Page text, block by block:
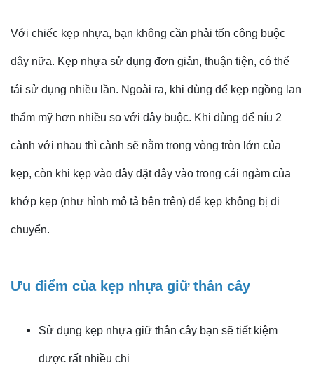
Với chiếc kẹp nhựa, bạn không cần phải tốn công buộc
dây nữa. Kẹp nhựa sử dụng đơn giản, thuận tiện, có thể
tái sử dụng nhiều lần. Ngoài ra, khi dùng để kẹp ngồng lan
thẩm mỹ hơn nhiều so với dây buộc. Khi dùng để níu 2
cành với nhau thì cành sẽ nằm trong vòng tròn lớn của
kẹp, còn khi kẹp vào dây đặt dây vào trong cái ngàm của
khớp kẹp (như hình mô tả bên trên) để kẹp không bị di
chuyển.
Ưu điểm của kẹp nhựa giữ thân cây
Sử dụng kẹp nhựa giữ thân cây bạn sẽ tiết kiệm
được rất nhiều chi